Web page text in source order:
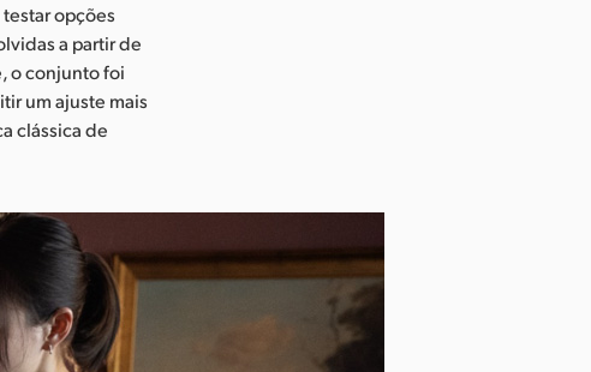
opções
a partir de
o conjunto foi
um ajuste mais
clássica de